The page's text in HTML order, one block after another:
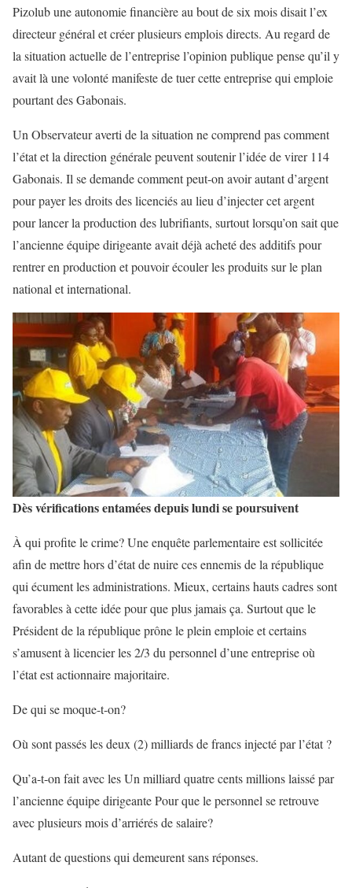
Pizolub une autonomie financière au bout de six mois disait l’ex
directeur général et créer plusieurs emplois directs. Au regard de
la situation actuelle de l’entreprise l’opinion publique pense qu’il y
avait là une volonté manifeste de tuer cette entreprise qui emploie
pourtant des Gabonais.
Un Observateur averti de la situation ne comprend pas comment
l’état et la direction générale peuvent soutenir l’idée de virer 114
Gabonais. Il se demande comment peut-on avoir autant d’argent
pour payer les droits des licenciés au lieu d’injecter cet argent
pour lancer la production des lubrifiants, surtout lorsqu’on sait que
l’ancienne équipe dirigeante avait déjà acheté des additifs pour
rentrer en production et pouvoir écouler les produits sur le plan
national et international.
Dès vérifications entamées depuis lundi se poursuivent
À qui profite le crime? Une enquête parlementaire est sollicitée
afin de mettre hors d’état de nuire ces ennemis de la république
qui écument les administrations. Mieux, certains hauts cadres sont
favorables à cette idée pour que plus jamais ça. Surtout que le
Président de la république prône le plein emploie et certains
s’amusent à licencier les 2/3 du personnel d’une entreprise où
l’état est actionnaire majoritaire.
De qui se moque-t-on?
Où sont passés les deux (2) milliards de francs injecté par l’état ?
Qu’a-t-on fait avec les Un milliard quatre cents millions laissé par
l’ancienne équipe dirigeante Pour que le personnel se retrouve
avec plusieurs mois d’arriérés de salaire?
Autant de questions qui demeurent sans réponses.